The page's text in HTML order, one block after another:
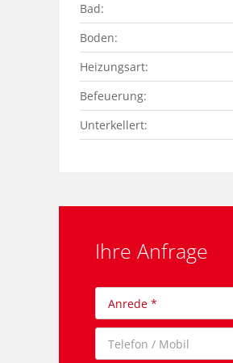
Bad:
Boden:
Heizungsart:
Befeuerung:
Unterkellert:
Ihre Anfrage